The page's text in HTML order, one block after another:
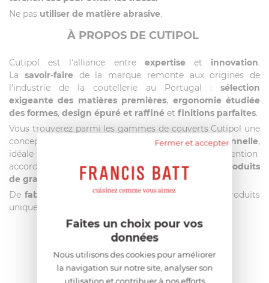
Ne pas utiliser de matière abrasive.
À PROPOS DE CUTIPOL
Cutipol est l'alliance entre expertiseet innovation.
La savoir-fairede la marque remonte aux origines de
l'industrie de la coutellerie au Portugal : sélection
exigeante des matières premières, ergonomie étudiée
des formes, design épuré et raffiné et finitions parfaites.
Vous trouverez parmi les gammes de couverts Cutipol une
conception de la table à la fois
moderneettraditionnelle,
idéale pour habiller votre table. La très grande attention
accordée aux détails font des couverts Cutipol des
produits
de grande qualité .
De fabrication artisanale, Cutipol vous offre des produits
uniques, d'exception.
AIDE AU CHOIX
Fermer et accepter
Faites un choix pour vos
données
Nous utilisons des cookies pour améliorer
la navigation sur notre site, analyser son
utilisation et contribuer à nos efforts